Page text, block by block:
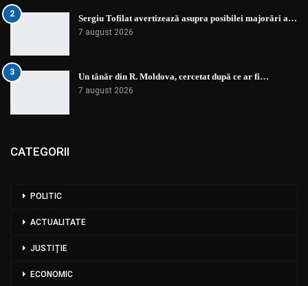
2 Sergiu Tofilat avertizează asupra posibilei majorări a…
7 august 2026
3 Un tânăr din R. Moldova, cercetat după ce ar fi…
7 august 2026
CATEGORII
POLITIC
ACTUALITATE
JUSTIȚIE
ECONOMIC